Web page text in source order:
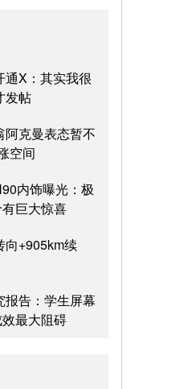
通X：其实我很
发帖
阿克曼表态暂不
空间
内饰曝光：极
巨大惊喜
向+905km续
报告：学生屏幕
最大阻碍